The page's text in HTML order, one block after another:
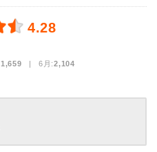
4.28
1,659 | 6月:2,104